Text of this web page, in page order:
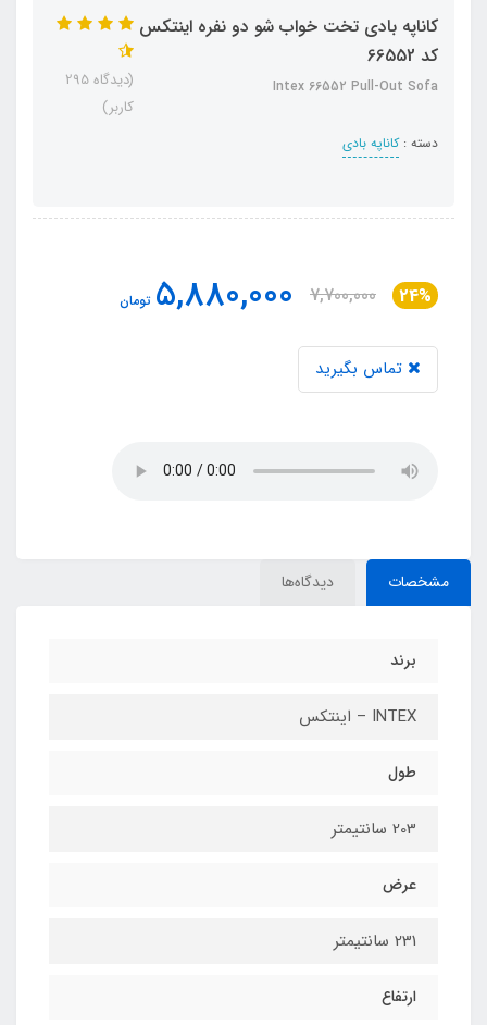
کاناپه بادی تخت خواب شو دو نفره اینتکس
کد 66552
Intex 66552 Pull-Out Sofa
دسته :کاناپه بادی
(دیدگاه 295
کاربر)
24%
7,700,000
5,880,000 تومان
تماس بگیرید
مشخصات دیدگاه‌ها
برند
INTEX – اینتکس
طول
203 سانتیمتر
عرض
231 سانتیمتر
ارتفاع